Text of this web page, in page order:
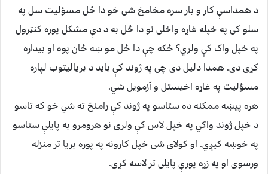
د همداسې کار و بار سره مخامخ شی خو دا ځل مسؤلیت سل په
سلو کی په خپله غاړه واخلی نو دا ځل به د دې مشکل پوره کنټرول
په خپل واک کې ولري؟ ځکه چې دا ځل مو ښه ځان پوه او بیداره
کړی دی. همدا دلیل دی چی په ژوند کې باید د بریالیتوب لپاره
مسؤلیت په غاړه اخیستل و آزمویل شي.
هره پیښه ممکنه ده ستاسو په ژوند کې رامنځ ته شي خو که تاسو
د خپل ژوند واګي په خپل لاس کې ولری نو هرومرو به پایلې ستاسو
په خوښه کیږي. او کولای شی خپل کارونه په پوره بریا تر منزله
ورسوی او په زړه پورې پایلی تر لاسه کړی.